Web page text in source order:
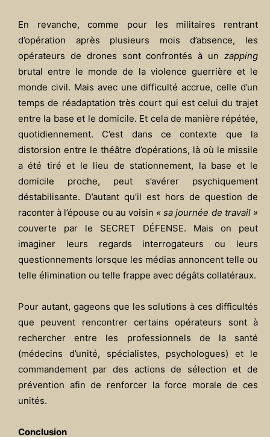
En revanche, comme pour les militaires rentrant
d’opération après plusieurs mois d’absence, les
opérateurs de drones sont confrontés à un zapping
brutal entre le monde de la violence guerrière et le
monde civil. Mais avec une difficulté accrue, celle d’un
temps de réadaptation très court qui est celui du trajet
entre la base et le domicile. Et cela de manière répétée,
quotidiennement. C’est dans ce contexte que la
distorsion entre le théâtre d’opérations, là où le missile
a été tiré et le lieu de stationnement, la base et le
domicile proche, peut s’avérer psychiquement
déstabilisante. D’autant qu’il est hors de question de
raconter à l’épouse ou au voisin « sa journée de travail »
couverte par le SECRET DÉFENSE. Mais on peut
imaginer leurs regards interrogateurs ou leurs
questionnements lorsque les médias annoncent telle ou
telle élimination ou telle frappe avec dégâts collatéraux.
Pour autant, gageons que les solutions à ces difficultés
que peuvent rencontrer certains opérateurs sont à
rechercher entre les professionnels de la santé
(médecins d’unité, spécialistes, psychologues) et le
commandement par des actions de sélection et de
prévention afin de renforcer la force morale de ces
unités.
Conclusion